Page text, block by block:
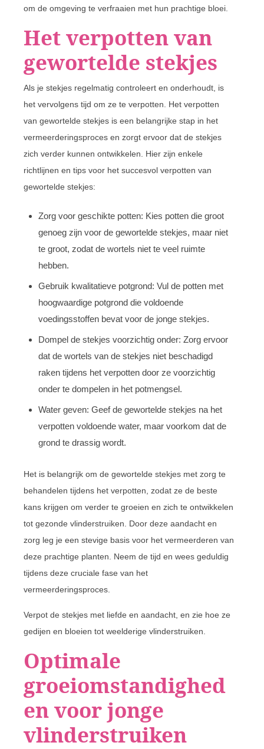
om de omgeving te verfraaien met hun prachtige bloei.
Het verpotten van
gewortelde stekjes
Als je stekjes regelmatig controleert en onderhoudt, is
het vervolgens tijd om ze te verpotten. Het verpotten
van gewortelde stekjes is een belangrijke stap in het
vermeerderingsproces en zorgt ervoor dat de stekjes
zich verder kunnen ontwikkelen. Hier zijn enkele
richtlijnen en tips voor het succesvol verpotten van
gewortelde stekjes:
Zorg voor geschikte potten: Kies potten die groot
genoeg zijn voor de gewortelde stekjes, maar niet
te groot, zodat de wortels niet te veel ruimte
hebben.
Gebruik kwalitatieve potgrond: Vul de potten met
hoogwaardige potgrond die voldoende
voedingsstoffen bevat voor de jonge stekjes.
Dompel de stekjes voorzichtig onder: Zorg ervoor
dat de wortels van de stekjes niet beschadigd
raken tijdens het verpotten door ze voorzichtig
onder te dompelen in het potmengsel.
Water geven: Geef de gewortelde stekjes na het
verpotten voldoende water, maar voorkom dat de
grond te drassig wordt.
Het is belangrijk om de gewortelde stekjes met zorg te
behandelen tijdens het verpotten, zodat ze de beste
kans krijgen om verder te groeien en zich te ontwikkelen
tot gezonde vlinderstruiken. Door deze aandacht en
zorg leg je een stevige basis voor het vermeerderen van
deze prachtige planten. Neem de tijd en wees geduldig
tijdens deze cruciale fase van het
vermeerderingsproces.
Verpot de stekjes met liefde en aandacht, en zie hoe ze
gedijen en bloeien tot weelderige vlinderstruiken.
Optimale
groeiomstandighed
en voor jonge
vlinderstruiken